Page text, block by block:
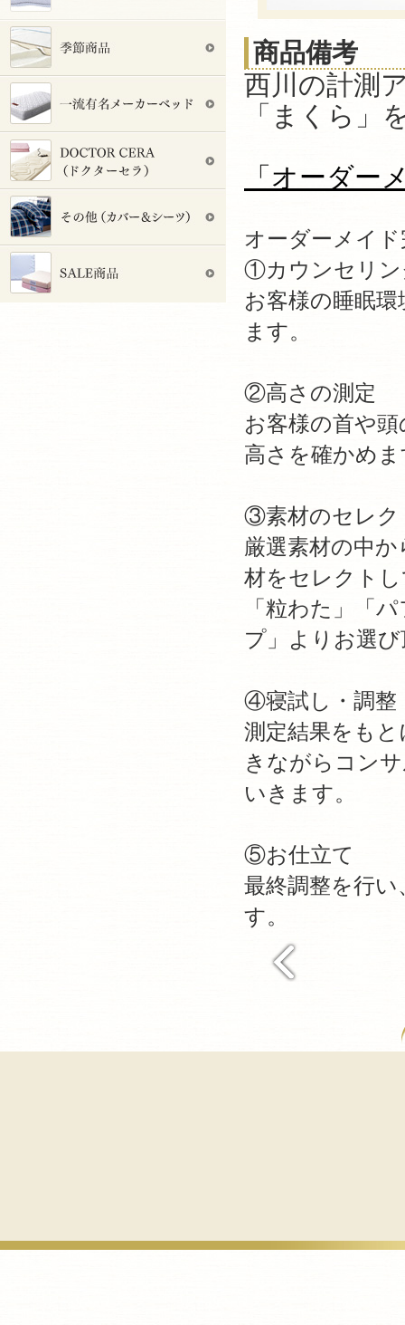
商品備考
西川の計測
「まくら」
「オーダー
オーダーメイ
①カウンセリン
お客様の睡眠
ます。
②高さの測定
お客様の首や
高さを確かめ
③素材のセレク
厳選素材の中
材をセレクト
「粒わた」「
プ」よりお選
④寝試し・調整
測定結果をも
きながらコン
いきます。
⑤お仕立て
最終調整を行
す。